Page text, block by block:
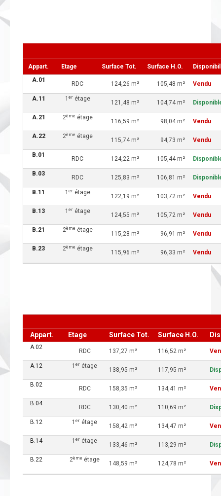
Appart. Etage Surface Tot. Surface H.O.
A.01
RDC 124,26 m² 105,48 m² Vendu
A.11 1 erétage
121,48 m² 104,74 m²
A.21 2ème étage
116,59 m² 98,04 m² Vendu
A.22 2ème étage
115,74 m² 94,73 m² Vendu
B.01
RDC 124,22 m² 105,44 m²
B.03
RDC 125,83 m² 106,81 m²
B.11 1 erétage
122,19 m² 103,72 m² Vendu
B.13 1 erétage
124,55 m² 105,72 m² Vendu
B.21 2ème étage
115,28 m² 96,91 m² Vendu
B.23 2ème étage
115,96 m² 96,33 m² Vendu
Appart. Etage Surface Tot. Surface H.O.
A.02
RDC 137,27 m² 116,52 m²
A.12 1 er étage
138,95 m² 117,95 m²
B.02
RDC 158,35 m² 134,41 m²
B.04
RDC 130,40 m² 110,69 m²
B.12 1 er étage
158,42 m² 134,47 m²
B.14 1 er étage
133,46 m² 113,29 m²
B.22 2ème étage
148,59 m² 124,78 m²